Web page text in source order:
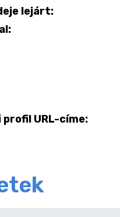
lejárt:
URL-címe: